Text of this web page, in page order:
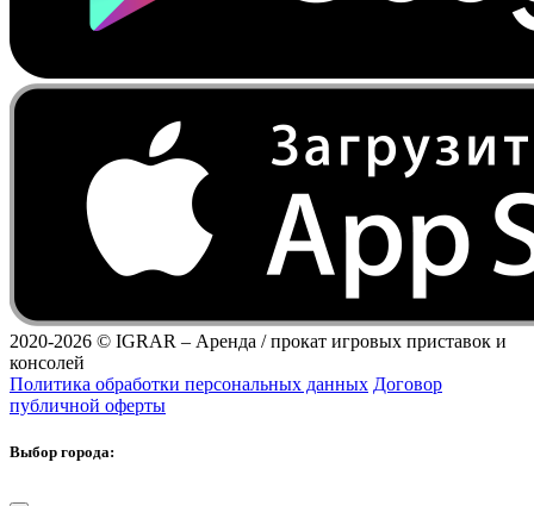
2020-2026 © IGRAR – Аренда / прокат игровых приставок и
консолей
Политика обработки персональных данных Договор
публичной оферты
Выбор города: